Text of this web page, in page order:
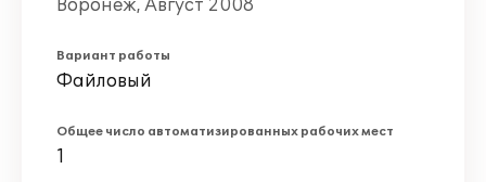
Воронеж, Август 2008
Вариант работы
Файловый
Общее число автоматизированных рабочих мест
1